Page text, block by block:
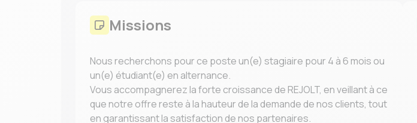
Missions
Nous recherchons pour ce poste un(e) stagiaire pour 4 à 6 mois ou
un(e) étudiant(e) en alternance.
Vous accompagnerez la forte croissance de REJOLT, en veillant à ce
que notre offre reste à la hauteur de la demande de nos clients, tout
en garantissant la satisfaction de nos partenaires.